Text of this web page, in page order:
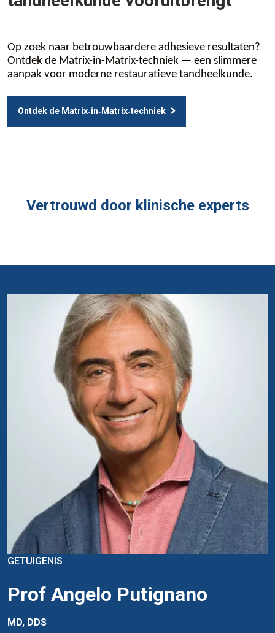
Op zoek naar betrouwbaardere adhesieve resultaten?
Ontdek de Matrix-in-Matrix-techniek — een slimmere
aanpak voor moderne restauratieve tandheelkunde.
Ontdek de Matrix‑in‑Matrix‑techniek
Vertrouwd door klinische experts
GETUIGENIS
Prof Angelo Putignano
MD, DDS